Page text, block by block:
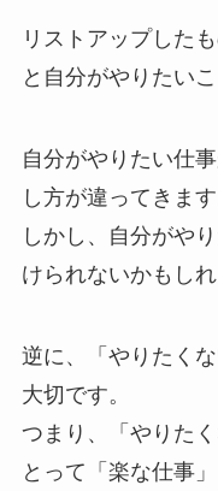
リストアップした
と自分がやりたい
自分がやりたい仕
し方が違ってきます
しかし、自分がや
けられないかもしれ
逆に、「やりたく
大切です。
つまり、「やりた
とって「楽な仕事